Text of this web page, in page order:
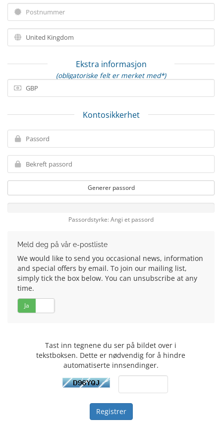
Ekstra informasjon
(obligatoriske felt er merket med*)
Kontosikkerhet
Generer passord
Passordstyrke: Angi et passord
Meld deg på vår e-postliste
We would like to send you occasional news, information
and special offers by email. To join our mailing list,
simply tick the box below. You can unsubscribe at any
time.
Ja
Tast inn tegnene du ser på bildet over i
tekstboksen. Dette er nødvendig for å hindre
automatiserte innsendinger.